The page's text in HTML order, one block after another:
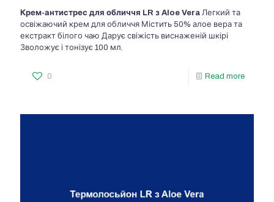
Крем-антистрес для обличчя LR з Aloe Vera Легкий та
освіжаючий крем для обличчя Містить 50% алое вера та
екстракт білого чаю Дарує свіжість виснаженій шкірі
Зволожує і тонізує 100 мл.
0 Read more